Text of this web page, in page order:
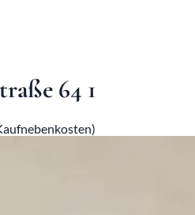
64 1